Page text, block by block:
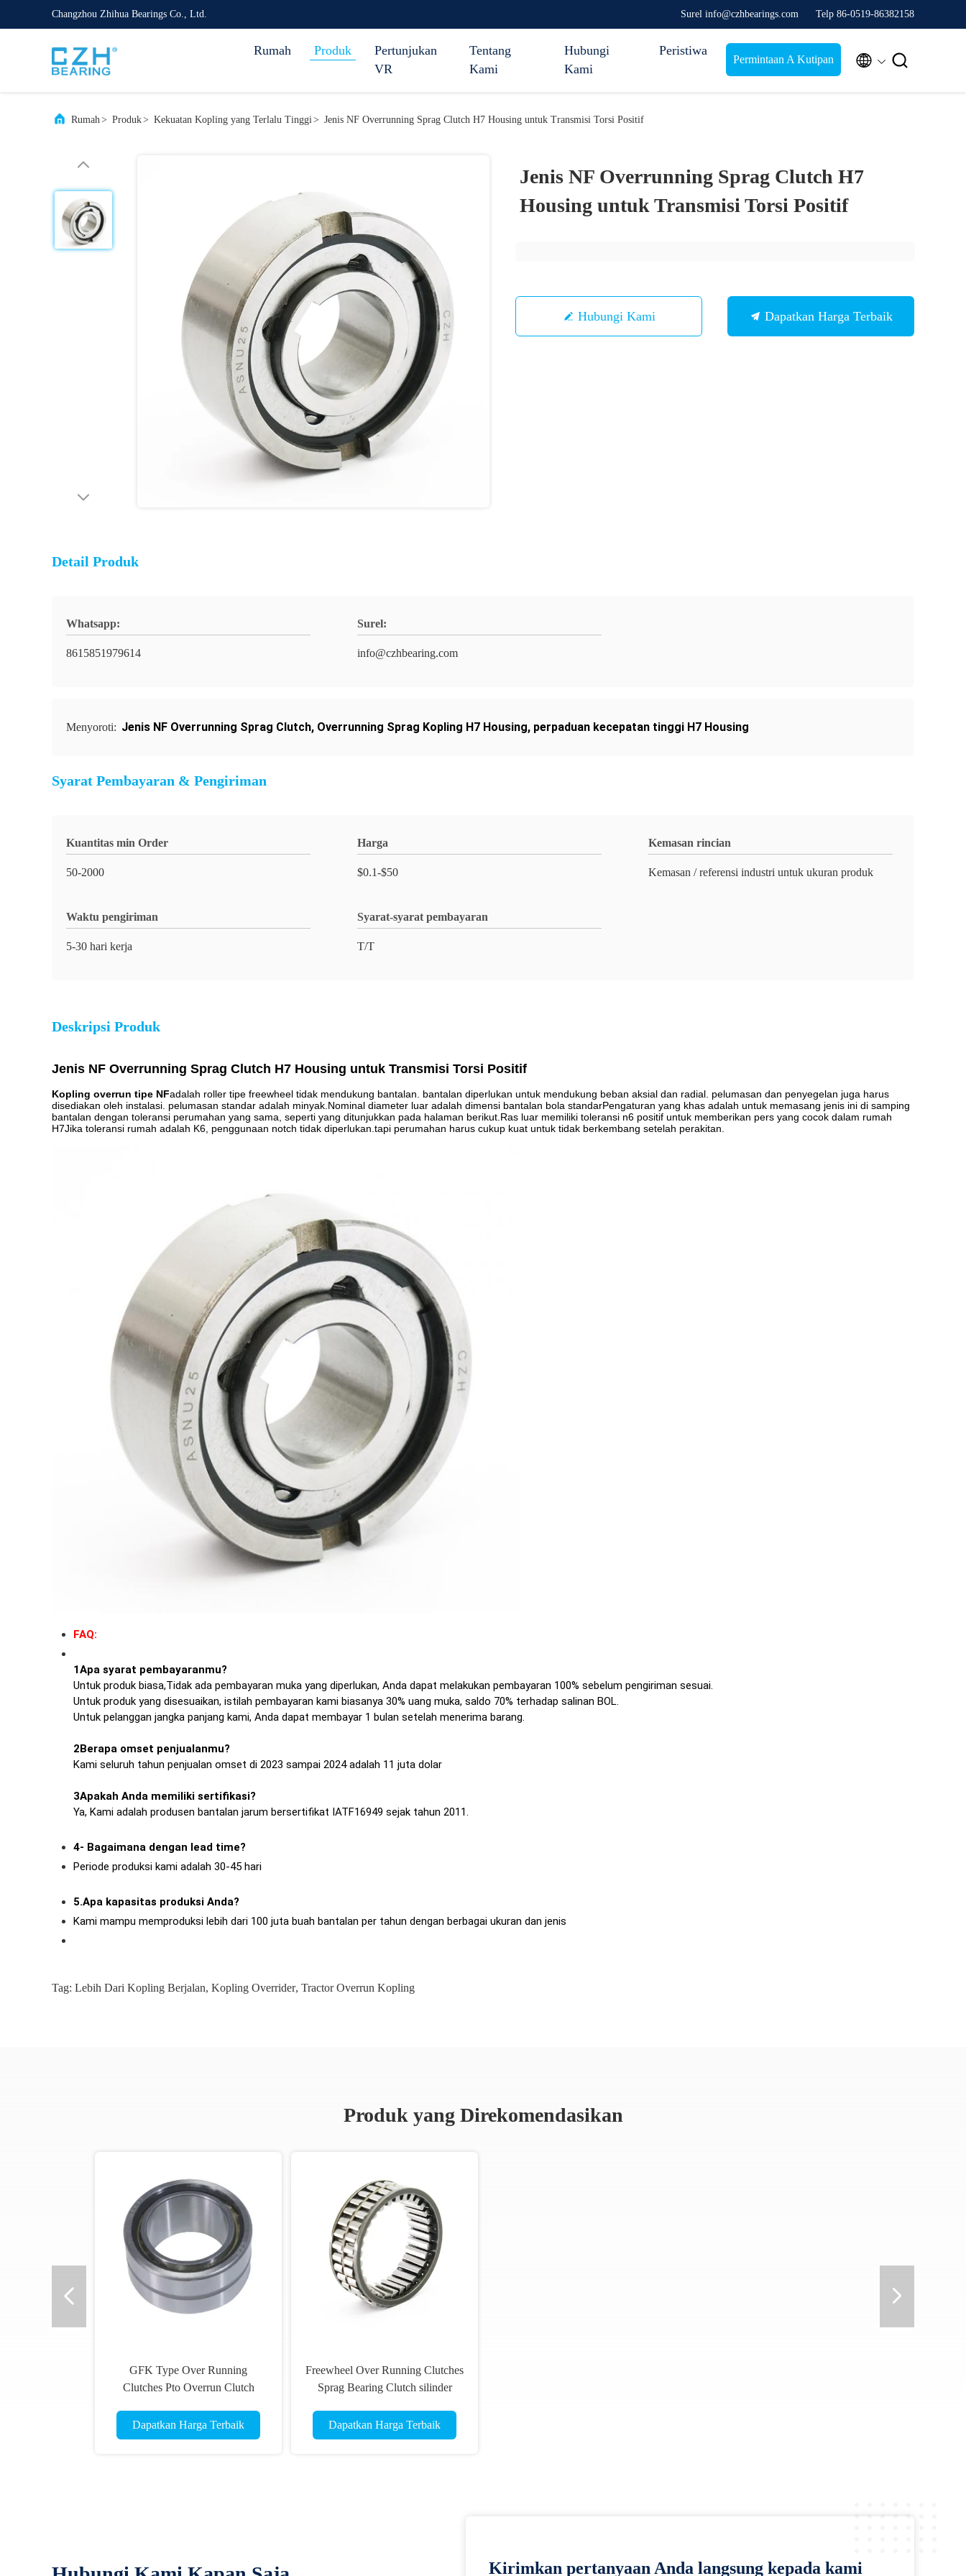
Changzhou Zhihua Bearings Co., Ltd. Surel info@czhbearings.com Telp 86-0519-86382158
Rumah Produk
Pertunjukan
VR
Tentang
Kami
Hubungi
Kami
Peristiwa
Permintaan A Kutipan  
Rumah> Produk> Kekuatan Kopling yang Terlalu Tinggi> Jenis NF Overrunning Sprag Clutch H7 Housing untuk Transmisi Torsi Positif
Jenis NF Overrunning Sprag Clutch H7
Housing untuk Transmisi Torsi Positif
Hubungi Kami Dapatkan Harga Terbaik
Detail Produk
Whatsapp:
8615851979614
Surel:
info@czhbearing.com
Menyoroti: Jenis NF Overrunning Sprag Clutch, Overrunning Sprag Kopling H7 Housing, perpaduan kecepatan tinggi H7 Housing
Syarat Pembayaran & Pengiriman
Kuantitas min Order
50-2000
Harga
$0.1-$50
Kemasan rincian
Kemasan / referensi industri untuk ukuran produk
Waktu pengiriman
5-30 hari kerja
Syarat-syarat pembayaran
T/T
Deskripsi Produk
Jenis NF Overrunning Sprag Clutch H7 Housing untuk Transmisi Torsi Positif
Kopling overrun tipe NFadalah roller tipe freewheel tidak mendukung bantalan. bantalan diperlukan untuk mendukung beban aksial dan radial. pelumasan dan penyegelan juga harus
disediakan oleh instalasi. pelumasan standar adalah minyak.Nominal diameter luar adalah dimensi bantalan bola standarPengaturan yang khas adalah untuk memasang jenis ini di samping
bantalan dengan toleransi perumahan yang sama, seperti yang ditunjukkan pada halaman berikut.Ras luar memiliki toleransi n6 positif untuk memberikan pers yang cocok dalam rumah
H7Jika toleransi rumah adalah K6, penggunaan notch tidak diperlukan.tapi perumahan harus cukup kuat untuk tidak berkembang setelah perakitan.
FAQ:
1Apa syarat pembayaranmu?
Untuk produk biasa,Tidak ada pembayaran muka yang diperlukan, Anda dapat melakukan pembayaran 100% sebelum pengiriman sesuai.
Untuk produk yang disesuaikan, istilah pembayaran kami biasanya 30% uang muka, saldo 70% terhadap salinan BOL.
Untuk pelanggan jangka panjang kami, Anda dapat membayar 1 bulan setelah menerima barang.
2Berapa omset penjualanmu?
Kami seluruh tahun penjualan omset di 2023 sampai 2024 adalah 11 juta dolar
3Apakah Anda memiliki sertifikasi?
Ya, Kami adalah produsen bantalan jarum bersertifikat IATF16949 sejak tahun 2011.
4- Bagaimana dengan lead time?
Periode produksi kami adalah 30-45 hari
5.Apa kapasitas produksi Anda?
Kami mampu memproduksi lebih dari 100 juta buah bantalan per tahun dengan berbagai ukuran dan jenis
Tag: Lebih Dari Kopling Berjalan, Kopling Overrider, Tractor Overrun Kopling
Produk yang Direkomendasikan
GFK Type Over Running
Clutches Pto Overrun Clutch
Dapatkan Harga Terbaik
Freewheel Over Running Clutches
Sprag Bearing Clutch silinder
Dapatkan Harga Terbaik
Kirimkan pertanyaan Anda langsung kepada kami